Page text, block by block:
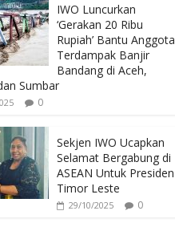
IWO Luncurkan
‘Gerakan 20 Ribu
Rupiah’ Bantu Anggota
Terdampak Banjir
Bandang di Aceh,
Sumbar
0
Sekjen IWO Ucapkan
Selamat Bergabung di
ASEAN Untuk Presiden
Timor Leste
29/10/2025 0